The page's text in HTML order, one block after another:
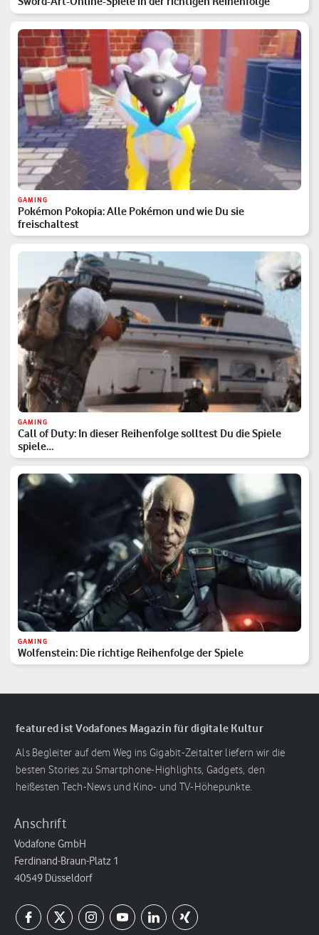
GAMING
Pokémon Pokopia: Alle Pokémon und wie Du sie
freischaltest
GAMING
Call of Duty: In dieser Reihenfolge solltest Du die Spiele
spiele…
GAMING
Wolfenstein: Die richtige Reihenfolge der Spiele
featured ist Vodafones Magazin für digitale Kultur
Als Begleiter auf dem Weg ins Gigabit-Zeitalter liefern wir die
besten Stories zu Smartphone-Highlights, Gadgets, den
heißesten Tech-News und Kino- und TV-Höhepunkte.
Anschrift
Vodafone GmbH
Ferdinand-Braun-Platz 1
40549 Düsseldorf